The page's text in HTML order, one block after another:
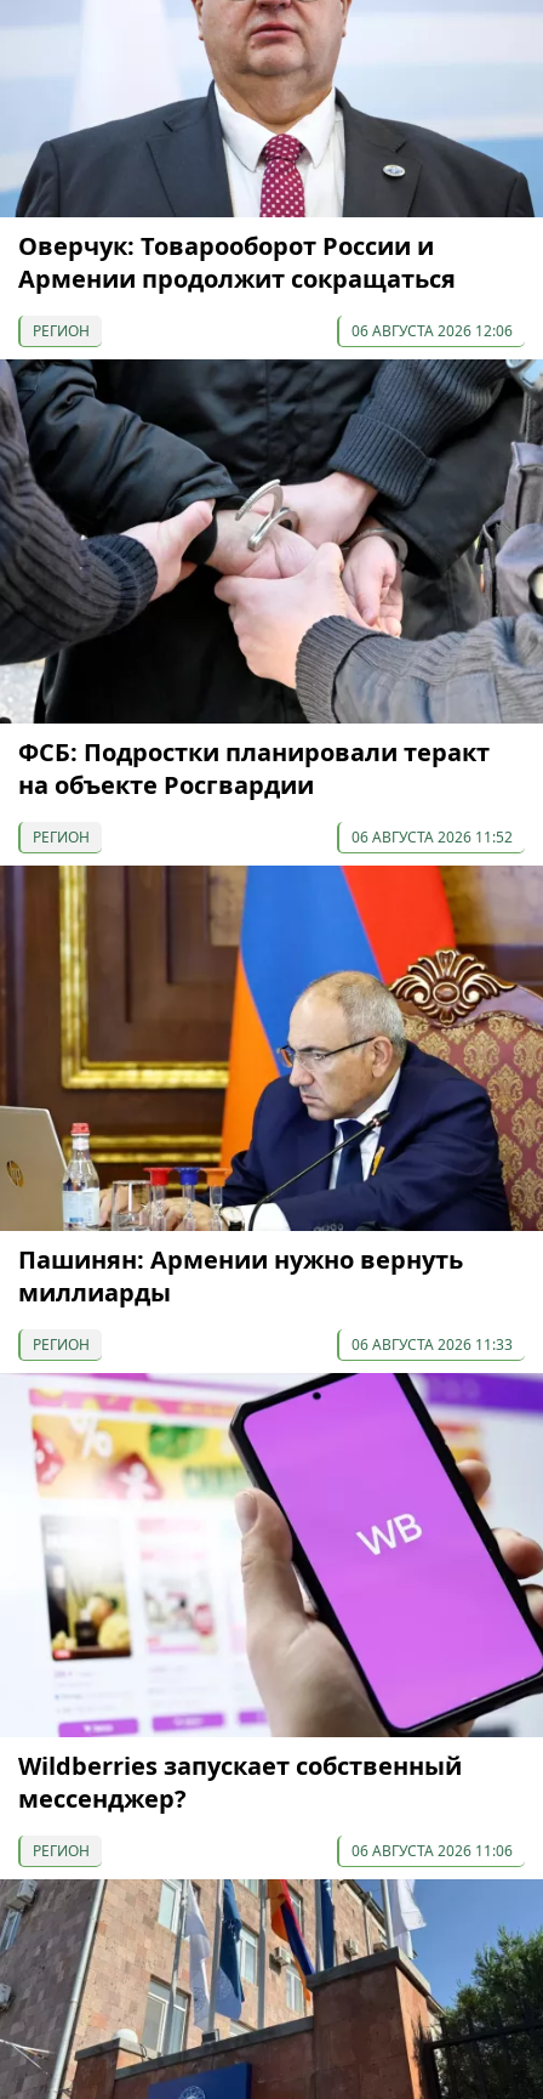
Оверчук: Товарооборот России и
Армении продолжит сокращаться
РЕГИОН 06 АВГУСТА 2026 12:06
ФСБ: Подростки планировали теракт
на объекте Росгвардии
РЕГИОН 06 АВГУСТА 2026 11:52
Пашинян: Армении нужно вернуть
миллиарды
РЕГИОН 06 АВГУСТА 2026 11:33
Wildberries запускает собственный
мессенджер?
РЕГИОН 06 АВГУСТА 2026 11:06